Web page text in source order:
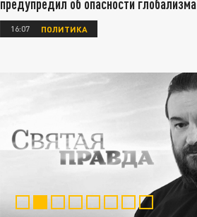
предупредил об опасности глобализма
16:07 ПОЛИТИКА